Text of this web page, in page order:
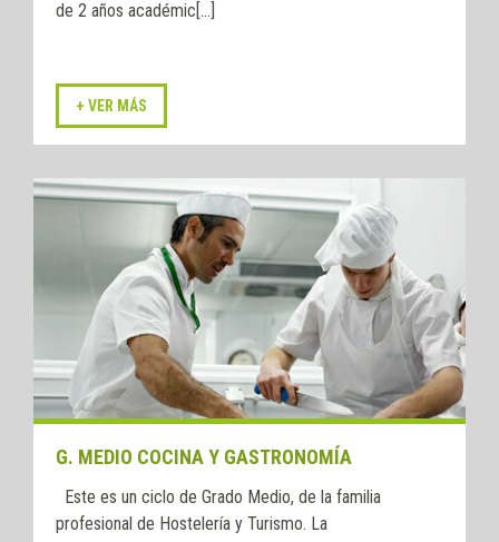
de 2 años académic[...]
G. MEDIO COCINA Y GASTRONOMÍA
Este es un ciclo de Grado Medio, de la familia
profesional de Hostelería y Turismo. La